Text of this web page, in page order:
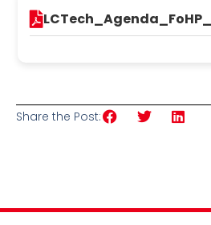
Share the Post: